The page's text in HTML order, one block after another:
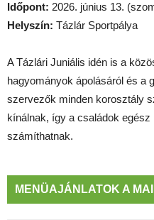
Időpont: 2026. június 13.
Helyszín: Tázlár Sportpálya
A Tázlári Juniális idén is a
hagyományok ápolásáról és a
szervezők minden korosztály
kínálnak, így a családok
számíthatnak.
MENÜAJÁNLATOK A